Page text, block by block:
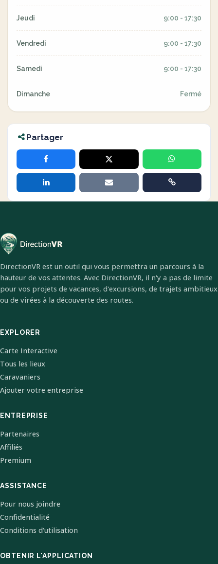
Jeudi 9:00 - 17:30
Vendredi 9:00 - 17:30
Samedi 9:00 - 17:30
Dimanche Fermé
Partager
DirectionVR est un outil qui vous permettra un parcours à la
hauteur de vos attentes. Avec DirectionVR, il n'y a pas de limite
pour vos projets de vacances, d'excursions, de trajets ambitieux
ou de virées à la découverte des routes.
EXPLORER
Carte Interactive
Tous les lieux
Caravaniers
Ajouter votre entreprise
ENTREPRISE
Partenaires
Affiliés
Premium
ASSISTANCE
Pour nous joindre
Confidentialité
Conditions d'utilisation
OBTENIR L'APPLICATION